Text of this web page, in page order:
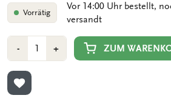
Vorrätig
Vor 14:00 Uhr bestellt,
versandt
-Min
1
Anzahl
+Plus
1
ZUM
ZUR WUNSCHLISTE HINZUFÜGEN